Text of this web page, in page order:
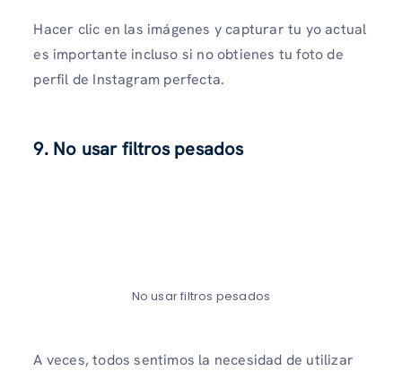
Hacer clic en las imágenes y capturar tu yo actual
es importante incluso si no obtienes tu foto de
perfil de Instagram perfecta.
9. No usar filtros pesados
No usar filtros pesados
A veces, todos sentimos la necesidad de utilizar